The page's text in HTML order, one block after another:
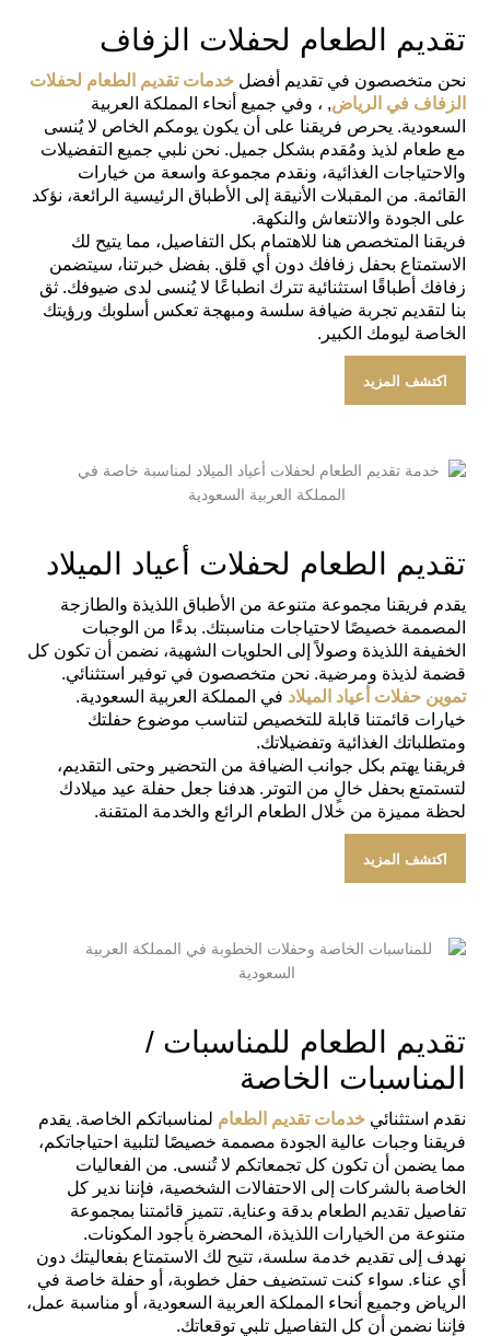
تقديم الطعام لحفلات الزفاف
نحن متخصصون في تقديم أفضلخدمات تقديم الطعام لحفلات
الزفاف في الرياض, ، وفي جميع أنحاء المملكة العربية
السعودية. يحرص فريقنا على أن يكون يومكم الخاص لا يُنسى
مع طعام لذيذ ومُقدم بشكل جميل. نحن نلبي جميع التفضيلات
والاحتياجات الغذائية، ونقدم مجموعة واسعة من خيارات
القائمة. من المقبلات الأنيقة إلى الأطباق الرئيسية الرائعة، نؤكد
على الجودة والانتعاش والنكهة.
فريقنا المتخصص هنا للاهتمام بكل التفاصيل، مما يتيح لك
الاستمتاع بحفل زفافك دون أي قلق. بفضل خبرتنا، سيتضمن
زفافك أطباقًا استثنائية تترك انطباعًا لا يُنسى لدى ضيوفك. ثق
بنا لتقديم تجربة ضيافة سلسة ومبهجة تعكس أسلوبك ورؤيتك
الخاصة ليومك الكبير.
اكتشف المزيد
تقديم الطعام لحفلات أعياد الميلاد
يقدم فريقنا مجموعة متنوعة من الأطباق اللذيذة والطازجة
المصممة خصيصًا لاحتياجات مناسبتك. بدءًا من الوجبات
الخفيفة اللذيذة وصولاً إلى الحلويات الشهية، نضمن أن تكون كل
قضمة لذيذة ومرضية. نحن متخصصون في توفير استثنائي.
تموين حفلات أعياد الميلاد في المملكة العربية السعودية.
خيارات قائمتنا قابلة للتخصيص لتناسب موضوع حفلتك
ومتطلباتك الغذائية وتفضيلاتك.
فريقنا يهتم بكل جوانب الضيافة من التحضير وحتى التقديم،
لتستمتع بحفل خالٍ من التوتر. هدفنا جعل حفلة عيد ميلادك
لحظة مميزة من خلال الطعام الرائع والخدمة المتقنة.
اكتشف المزيد
تقديم الطعام للمناسبات /
المناسبات الخاصة
نقدم استثنائيخدمات تقديم الطعام لمناسباتكم الخاصة. يقدم
فريقنا وجبات عالية الجودة مصممة خصيصًا لتلبية احتياجاتكم،
مما يضمن أن تكون كل تجمعاتكم لا تُنسى. من الفعاليات
الخاصة بالشركات إلى الاحتفالات الشخصية، فإننا ندير كل
تفاصيل تقديم الطعام بدقة وعناية. تتميز قائمتنا بمجموعة
متنوعة من الخيارات اللذيذة، المحضرة بأجود المكونات.
نهدف إلى تقديم خدمة سلسة، تتيح لك الاستمتاع بفعاليتك دون
أي عناء. سواء كنت تستضيف حفل خطوبة، أو حفلة خاصة في
الرياض وجميع أنحاء المملكة العربية السعودية، أو مناسبة عمل،
فإننا نضمن أن كل التفاصيل تلبي توقعاتك.